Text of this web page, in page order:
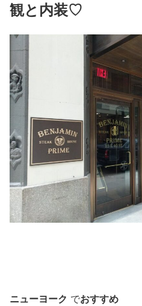
観と内装♡
ニューヨーク でおすすめ